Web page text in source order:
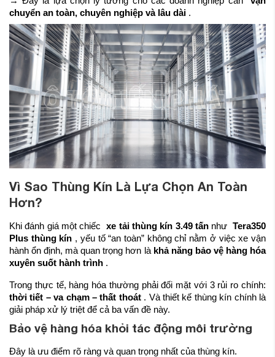
chuyển an toàn, chuyên nghiệp và lâu dài .
Vì Sao Thùng Kín Là Lựa Chọn An Toàn
Hơn?
Khi đánh giá một chiếc xe tải thùng kín 3.49 tấn như Tera350
Plus thùng kín , yếu tố “an toàn” không chỉ nằm ở việc xe vận
hành ổn định, mà quan trọng hơn là khả năng bảo vệ hàng hóa
xuyên suốt hành trình .
Trong thực tế, hàng hóa thường phải đối mặt với 3 rủi ro chính:
thời tiết – va chạm – thất thoát . Và thiết kế thùng kín chính là
giải pháp xử lý triệt để cả ba vấn đề này.
Bảo vệ hàng hóa khỏi tác động môi trường
Đây là ưu điểm rõ ràng và quan trọng nhất của thùng kín.